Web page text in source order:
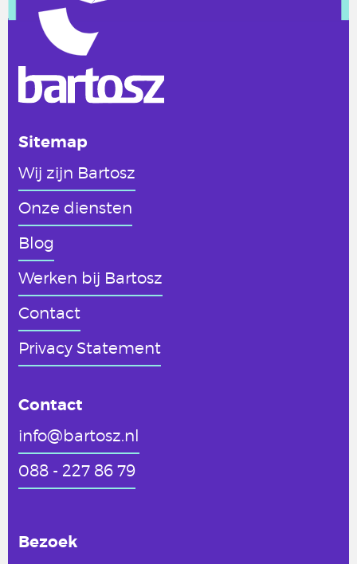
Sitemap
Wij zijn Bartosz
Onze diensten
Blog
Werken bij Bartosz
Contact
Privacy Statement
Contact
info@bartosz.nl
088 - 227 86 79
Bezoek